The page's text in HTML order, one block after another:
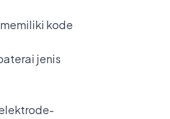
kode
jenis